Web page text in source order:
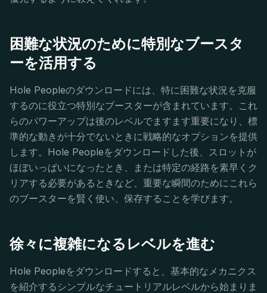
困難な状況のために特別なブースタ
ーを活用する
Hole Peopleのダウンロードには、特に困難な状況を克服
するのに役立つ特別なブースターが含まれています。これ
らのパワーアップは後のレベルでますます重要になり、標
準的な動きが十分でないときに戦略的なオプションを提供
します。Hole Peopleをダウンロードした後、スロットが
ほぼいっぱいになったとき、または特定の経路を素早くク
リアする必要があるときなど、重要な瞬間のためにこれら
のブースターを賢く使い、保存することを学びます。
徐々に複雑になるレベルを進む
Hole Peopleをダウンロードすると、基本的なメカニクス
を紹介するシンプルなチュートリアルレベルから始まりま